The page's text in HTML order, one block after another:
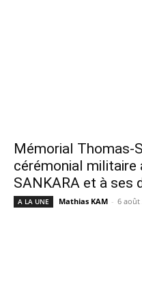
Mémorial Thomas-
cérémonial militaire
SANKARA et à ses
A LA UNE Mathias KAM - 6 août